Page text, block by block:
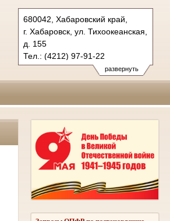
развернуть
680042, Хабаровский край,
г. Хабаровск, ул. Тихоокеанская,
д. 155
Тел.: (4212) 97-91-22
kraevoy.hbr@sudrf.ru